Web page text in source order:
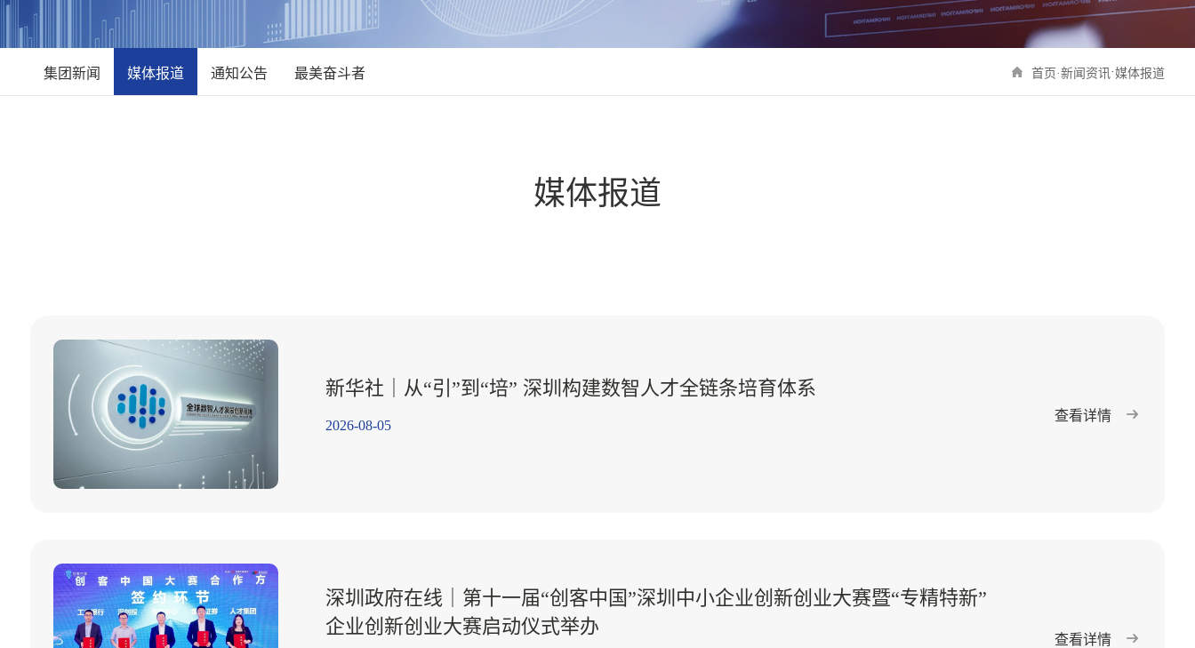
集团新闻 媒体报道 通知公告 最美奋斗者 首页·新闻资讯·媒体报道
媒体报道
新华社｜从“引”到“培” 深圳构建数智人才全链条培育体系
2026-08-05
查看详情
深圳政府在线｜第十一届“创客中国”深圳中小企业创新创业大赛暨“专精特新”
企业创新创业大赛启动仪式举办
查看详情